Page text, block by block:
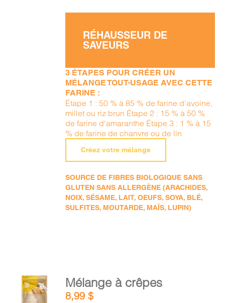
RÉHAUSSEUR DE
SAVEURS
3 ÉTAPES POUR CRÉER UN
MÉLANGE TOUT-USAGE AVEC CETTE
FARINE :
Étape 1 : 50 % à 85 % de farine d’avoine,
millet ou riz brun Étape 2 : 15 % à 50 %
de farine d'amaranthe Étape 3 : 1 % à 15
% de farine de chanvre ou de lin
Créez votre mélange
SOURCE DE FIBRES BIOLOGIQUE SANS
GLUTEN SANS ALLERGÈNE (ARACHIDES,
NOIX, SÉSAME, LAIT, OEUFS, SOYA, BLÉ,
SULFITES, MOUTARDE, MAÏS, LUPIN)
AJOUTER
AU
PANIER
Mélange à crêpes
8,99$